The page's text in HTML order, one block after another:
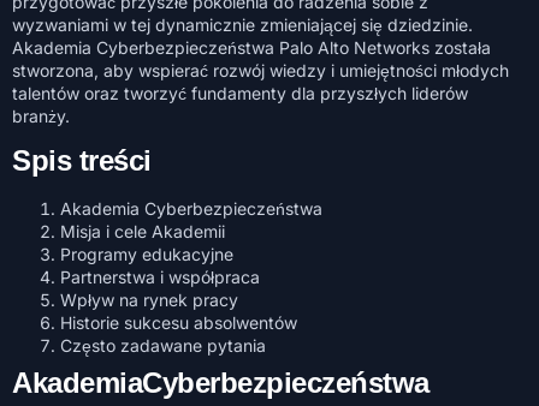
wyzwaniami w tej dynamicznie zmieniającej się dziedzinie.
Akademia Cyberbezpieczeństwa Palo Alto Networks została
stworzona, aby wspierać rozwój wiedzy i umiejętności młodych
talentów oraz tworzyć fundamenty dla przyszłych liderów
branży.
Spis treści
Akademia Cyberbezpieczeństwa
Misja i cele Akademii
Programy edukacyjne
Partnerstwa i współpraca
Wpływ na rynek pracy
Historie sukcesu absolwentów
Często zadawane pytania
AkademiaCyberbezpieczeństwa